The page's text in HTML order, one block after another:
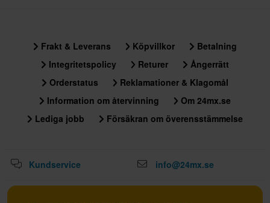
Frakt & Leverans Köpvillkor
Betalning
Integritetspolicy
Returer
Ångerrätt
Orderstatus
Reklamationer & Klagomål
Information om återvinning
Om 24mx.se
Lediga jobb
Försäkran om överensstämmelse
Kundservice info@24mx.se